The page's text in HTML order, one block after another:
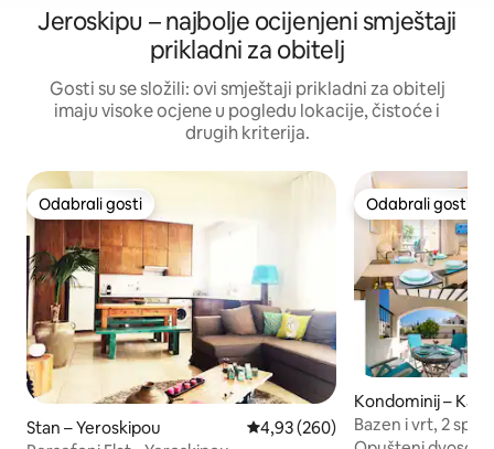
Jeroskipu – najbolje ocijenjeni smještaji
prikladni za obitelj
Gosti su se složili: ovi smještaji prikladni za obitelj
imaju visoke ocjene u pogledu lokacije, čistoće i
drugih kriterija.
Odabrali gosti
Odabrali gosti
Stan – Yeroskipou Prosječna ocjena: 4,93/5,
4,93 (260)
Odabrali gosti
Odabrali gosti
Kondominij –
Bazen i vrt, 2